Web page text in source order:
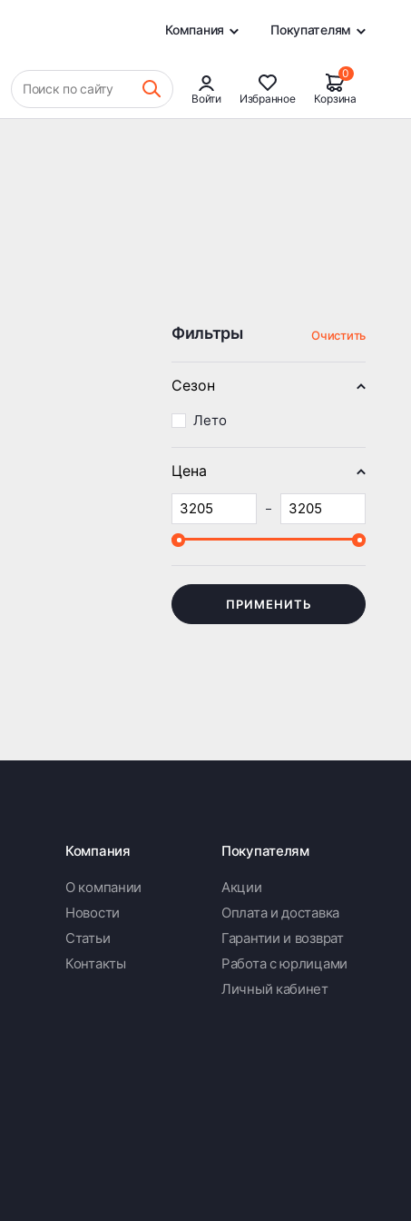
Компания Покупателям
Поиск по сайту
Войти Избранное
0
Корзина
Фильтры Очистить
Сезон
Лето
Цена
ПРИМЕНИТЬ
Компания
О компании
Новости
Статьи
Контакты
Покупателям
Акции
Оплата и доставка
Гарантии и возврат
Работа с юрлицами
Личный кабинет